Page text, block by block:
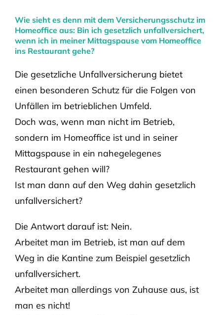
Wie sieht es denn mit dem Versicherungsschutz im
Homeoffice aus: Bin ich gesetzlich unfallversichert,
wenn ich in meiner Mittagspause vom Homeoffice
ins Restaurant gehe?
Die gesetzliche Unfallversicherung bietet
einen besonderen Schutz für die Folgen von
Unfällen im betrieblichen Umfeld.
Doch was, wenn man nicht im Betrieb,
sondern im Homeoffice ist und in seiner
Mittagspause in ein nahegelegenes
Restaurant gehen will?
Ist man dann auf den Weg dahin gesetzlich
unfallversichert?
Die Antwort darauf ist: Nein.
Arbeitet man im Betrieb, ist man auf dem
Weg in die Kantine zum Beispiel gesetzlich
unfallversichert.
Arbeitet man allerdings von Zuhause aus, ist
man es nicht!